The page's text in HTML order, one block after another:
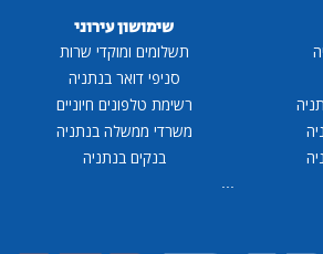
שימושון עירוני
תשלומים ומוקדי שרות
סניפי דואר בנתניה
רשימת טלפונים חיוניים
משרדי ממשלה בנתניה
בנקים בנתניה
...